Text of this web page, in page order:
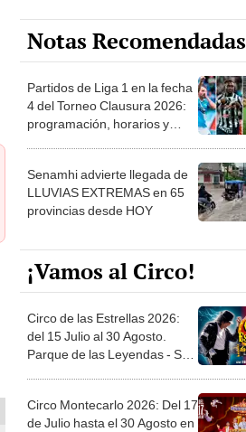
Notas Recomendadas
Partidos de Liga 1 en la fecha
4 del Torneo Clausura 2026:
programación, horarios y
Senamhi advierte llegada de
LLUVIAS EXTREMAS en 65
provincias desde HOY
¡Vamos al Circo!
Circo de las Estrellas 2026:
del 15 Julio al 30 Agosto.
Parque de las Leyendas - San
Circo Montecarlo 2026: Del 17
de Julio hasta el 30 Agosto en